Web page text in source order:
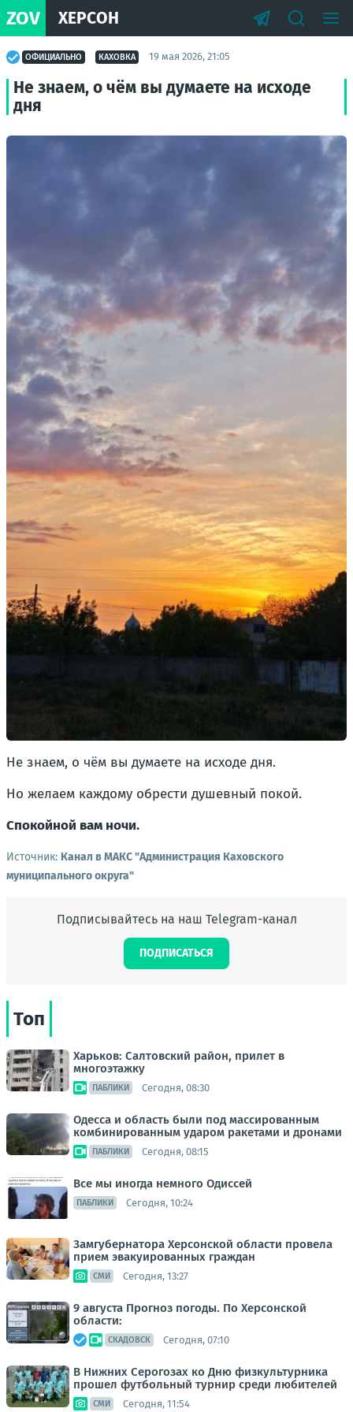
ZOV ХЕРСОН
ОФИЦИАЛЬНО КАХОВКА 19 мая 2026, 21:05
Не знаем, о чём вы думаете на исходе
дня
Не знаем, о чём вы думаете на исходе дня.
Но желаем каждому обрести душевный покой.
Спокойной вам ночи.
Источник: Канал в МАКС "Администрация Каховского
муниципального округа"
Подписывайтесь на наш Telegram-канал
ПОДПИСАТЬСЯ
Топ
Харьков: Салтовский район, прилет в
многоэтажку
ПАБЛИКИ Сегодня, 08:30
Одесса и область были под массированным
комбинированным ударом ракетами и дронами
ПАБЛИКИ Сегодня, 08:15
Все мы иногда немного Одиссей
ПАБЛИКИ Сегодня, 10:24
Замгубернатора Херсонской области провела
прием эвакуированных граждан
СМИ Сегодня, 13:27
9 августа Прогноз погоды. По Херсонской
области:
СКАДОВСК Сегодня, 07:10
В Нижних Серогозах ко Дню физкультурника
прошел футбольный турнир среди любителей
СМИ Сегодня, 11:54